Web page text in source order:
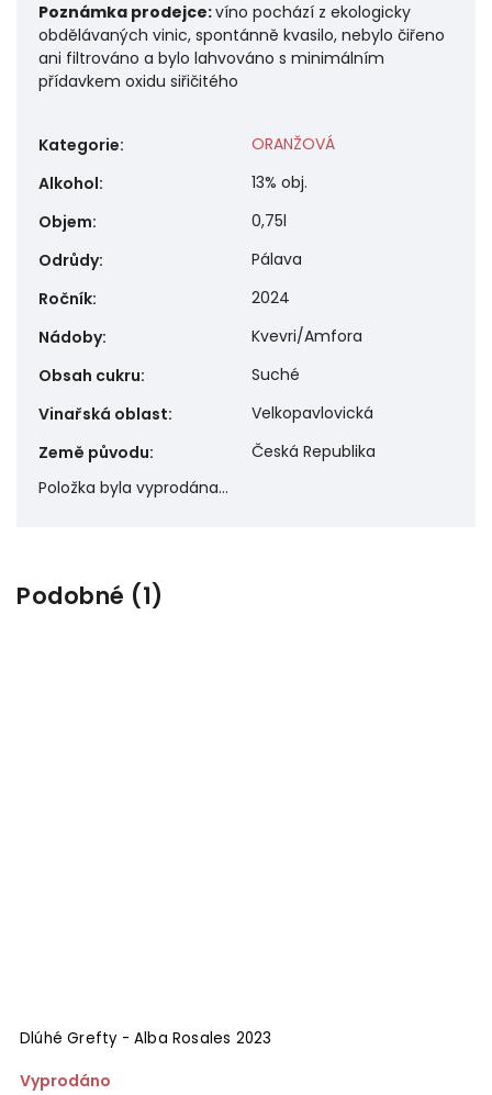
Poznámka prodejce:víno pochází z ekologicky
obdělávaných vinic, spontánně kvasilo, nebylo čiřeno
ani filtrováno a bylo lahvováno s minimálním
přídavkem oxidu siřičitého
Kategorie:
ORANŽOVÁ
Alkohol:
13% obj.
Objem:
0,75l
Odrůdy:
Pálava
Ročník:
2024
Nádoby:
Kvevri/Amfora
Obsah cukru:
Suché
Vinařská oblast:
Velkopavlovická
Země původu:
Česká Republika
Položka byla vyprodána…
Podobné (1)
Dlúhé Grefty - Alba Rosales 2023
Vyprodáno